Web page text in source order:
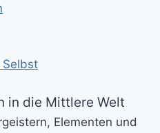
Selbst
in die Mittlere Welt
Elementen und